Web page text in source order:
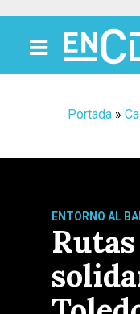
Portada »
ENTORNO AL